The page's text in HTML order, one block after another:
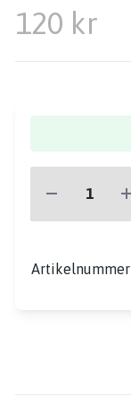
120 kr
Artikelnummer